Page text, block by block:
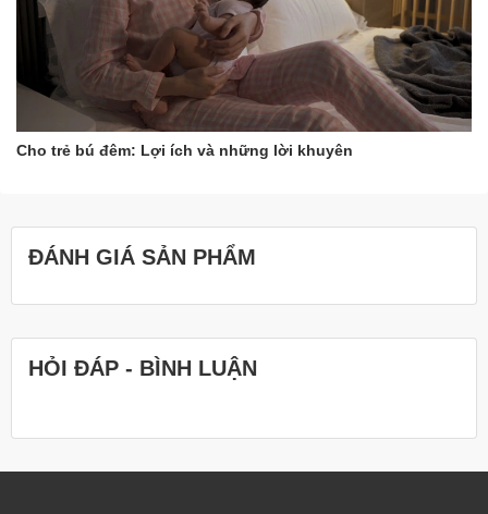
Cho trẻ bú đêm: Lợi ích và những lời khuyên
ĐÁNH GIÁ SẢN PHẨM
HỎI ĐÁP - BÌNH LUẬN